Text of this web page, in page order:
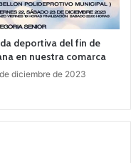
deportiva del fin de
en nuestra comarca
diciembre de 2023